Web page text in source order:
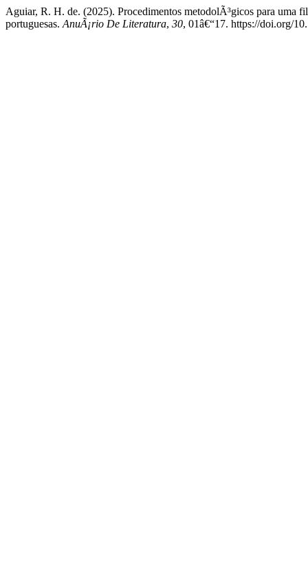
Aguiar, R. H. de. (2025). Procedimentos metodolÃ³gicos para uma
portuguesas. AnuÃ¡rio De Literatura, 30, 01â€“17. https://doi.org/